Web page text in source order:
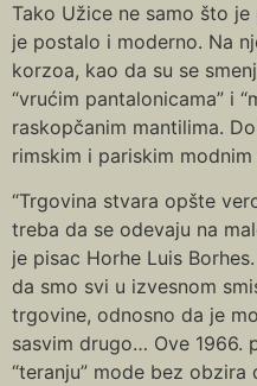
Tako Užice ne samo što
je postalo i moderno. Na
korzoa, kao da su se
“vrućim pantalonicama” i
raskopčanim mantilima.
rimskim i pariskim
“Trgovina stvara opšte
treba da se odevaju na
je pisac Horhe Luis
da smo svi u izvesnom
trgovine, odnosno da je
sasvim drugo… Ove 1966.
“teranju” mode bez